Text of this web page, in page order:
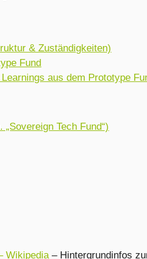
& Zuständigkeiten)
Fund
aus dem Prototype
Tech Fund“)
Wikipedia – Hintergrundinfos